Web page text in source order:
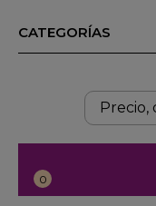
CATEGORÍAS
0